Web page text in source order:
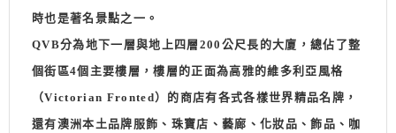
時也是著名景點之一。
QVB分為地下一層與地上四層200公尺長的大廈，總佔了整
個街區4個主要樓層，樓層的正面為高雅的維多利亞風格
（Victorian Fronted）的商店有各式各樣世界精品名牌，
還有澳洲本土品牌服飾、珠寶店、藝廊、化妝品、飾品、咖